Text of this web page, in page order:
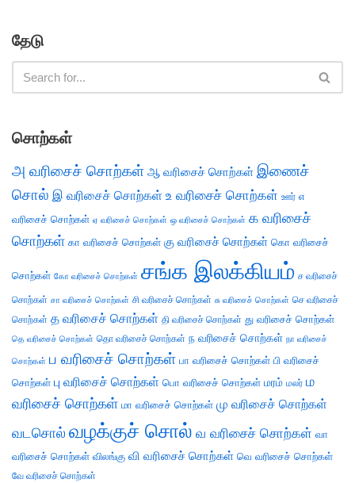
தேடு
சொற்கள்
அ வரிசைச் சொற்கள் ஆ வரிசைச் சொற்கள் இணைச்
சொல் இ வரிசைச் சொற்கள் உ வரிசைச் சொற்கள் ஊர் எ
வரிசைச் சொற்கள் ஏ வரிசைச் சொற்கள் ஒ வரிசைச் சொற்கள் க வரிசைச்
சொற்கள் கா வரிசைச் சொற்கள் கு வரிசைச் சொற்கள் கொ வரிசைச்
சொற்கள் கோ வரிசைச் சொற்கள் சங்க இலக்கியம் ச வரிசைச்
சொற்கள் சா வரிசைச் சொற்கள் சி வரிசைச் சொற்கள் சு வரிசைச் சொற்கள் செ வரிசைச்
சொற்கள் த வரிசைச் சொற்கள் தி வரிசைச் சொற்கள் து வரிசைச் சொற்கள்
தெ வரிசைச் சொற்கள் தொ வரிசைச் சொற்கள் ந வரிசைச் சொற்கள் நா வரிசைச்
சொற்கள் ப வரிசைச் சொற்கள் பா வரிசைச் சொற்கள் பி வரிசைச்
சொற்கள் பு வரிசைச் சொற்கள் பொ வரிசைச் சொற்கள் மரம் மலர் ம
வரிசைச் சொற்கள் மா வரிசைச் சொற்கள் மு வரிசைச் சொற்கள்
வடசொல் வழக்குச் சொல் வ வரிசைச் சொற்கள் வா
வரிசைச் சொற்கள் விலங்கு வி வரிசைச் சொற்கள் வெ வரிசைச் சொற்கள்
வே வரிசைச் சொற்கள்